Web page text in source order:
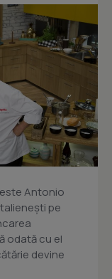
Antonio
pe
odată cu el
devine